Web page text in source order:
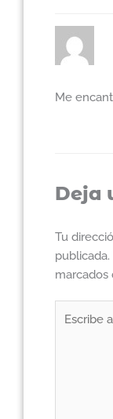
Me
Deja
Tu
publicada.
marcados
aquí...